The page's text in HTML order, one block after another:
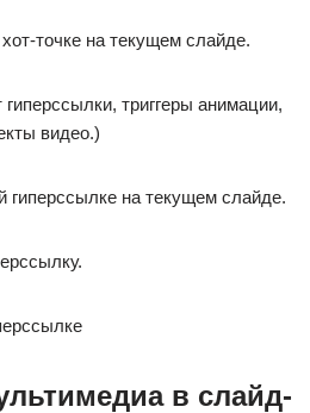
точке на текущем слайде.
триггеры анимации,
видео.)
на текущем слайде.
в слайд-